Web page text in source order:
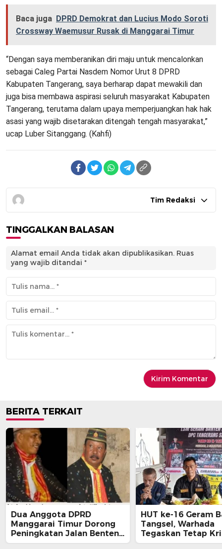
Baca juga DPRD Demokrat dan Lucius Modo Soroti
Crossway Waemusur Rusak di Manggarai Timur
“Dengan saya memberanikan diri maju untuk mencalonkan
sebagai Caleg Partai Nasdem Nomor Urut 8 DPRD
Kabupaten Tangerang, saya berharap dapat mewakili dan
juga bisa membawa aspirasi seluruh masyarakat Kabupaten
Tangerang, terutama dalam upaya memperjuangkan hak hak
asasi yang wajib disetarakan ditengah tengah masyarakat,”
ucap Luber Sitanggang. (Kahfi)
Tim Redaksi
TINGGALKAN BALASAN
Alamat email Anda tidak akan dipublikasikan. Ruas
yang wajib ditandai *
BERITA TERKAIT
Dua Anggota DPRD
Manggarai Timur Dorong
Peningkatan Jalan Benteng
Jawa – Bawe
HUT ke-16 Geram
Tangsel, Warhada
Tegaskan Tetap
Kawal Kepentingan